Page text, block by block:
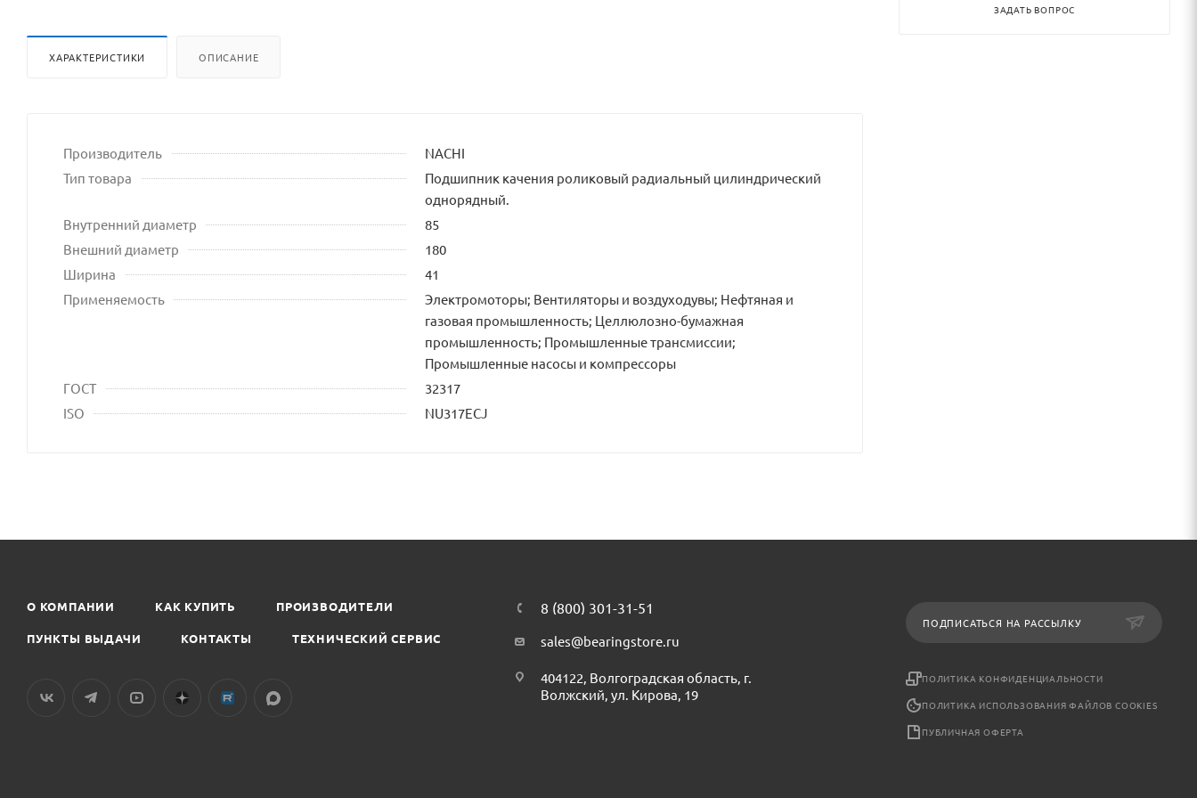
ХАРАКТЕРИСТИКИ ОПИСАНИЕ
Производитель
NACHI
Тип товара
Подшипник качения роликовый радиальный цилиндрический
однорядный.
Внутренний диаметр
85
Внешний диаметр
180
Ширина
41
Применяемость
Электромоторы; Вентиляторы и воздуходувы; Нефтяная и
газовая промышленность; Целлюлозно-бумажная
промышленность; Промышленные трансмиссии;
Промышленные насосы и компрессоры
ГОСТ
32317
ISO
NU317ECJ
ЗАДАТЬ ВОПРОС
О КОМПАНИИ КАК КУПИТЬ ПРОИЗВОДИТЕЛИ
ПУНКТЫ ВЫДАЧИ КОНТАКТЫ ТЕХНИЧЕСКИЙ СЕРВИС
8 (800) 301-31-51
sales@bearingstore.ru
404122, Волгоградская область, г.
Волжский, ул. Кирова, 19
ПОДПИСАТЬСЯ НА РАССЫЛКУ
ПОЛИТИКА КОНФИДЕНЦИАЛЬНОСТИ
ПОЛИТИКА ИСПОЛЬЗОВАНИЯ ФАЙЛОВ COOKIES
ПУБЛИЧНАЯ ОФЕРТА